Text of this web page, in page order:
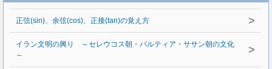
正弦(sin)、余弦(cos)、正接(tan)の覚え方 >
イラン文明の興り ～セレウコス朝・パルティア・ササン朝の文化
～
>